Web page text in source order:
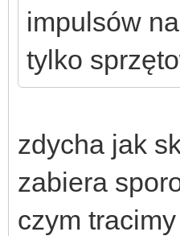
impulsów
tylko
zdycha jak
zabiera
czym